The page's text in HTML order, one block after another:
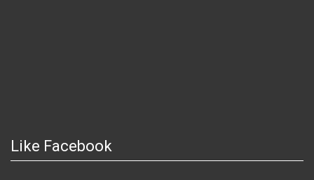
Like Facebook